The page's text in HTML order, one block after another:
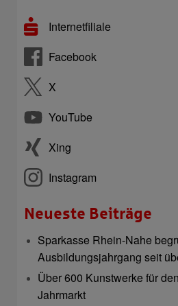
Internetfiliale
Facebook
X
YouTube
Xing
Instagram
Neueste Beiträge
Sparkasse Rhein-Nahe
Ausbildungsjahrgang seit
Über 600 Kunstwerke für
Jahrmarkt